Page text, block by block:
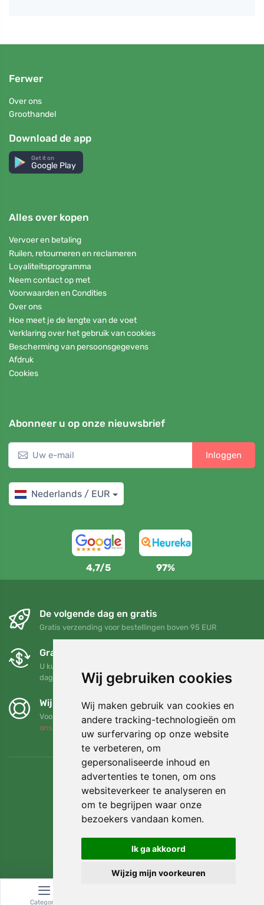
Wij gebruiken cookies
Wij maken gebruik van cookies en
andere tracking-technologieën om
uw surfervaring op onze website
te verbeteren, om
gepersonaliseerde inhoud en
advertenties te tonen, om ons
websiteverkeer te analyseren en
om te begrijpen waar onze
bezoekers vandaan komen.
Ik ga akkoord
Wijzig mijn voorkeuren
Ferwer
Over ons
Groothandel
Download de app
Get it on
Google Play
Alles over kopen
Vervoer en betaling
Ruilen, retourneren en reclameren
Loyaliteitsprogramma
Neem contact op met
Voorwaarden en Condities
Over ons
Hoe meet je de lengte van de voet
Verklaring over het gebruik van cookies
Bescherming van persoonsgegevens
Afdruk
Cookies
Abonneer u op onze nieuwsbrief
Inloggen
Nederlands / EUR
4,7/5 97%
De volgende dag en gratis
Gratis verzending voor bestellingen boven 95 EUR
Gratis ruilen en retourneren
U kunt uw bestelling op elk gewenst moment binnen 90
dagen retourneren of ruilen
Wij steunen Trees.org
Voor elke bestelling planten we een boom! Lees meer Over
ons
Categorie